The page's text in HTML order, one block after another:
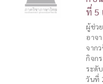
ที่ 5
ผู้ช่ว
อาจ
จาก
กิจก
ระดั
วันที่